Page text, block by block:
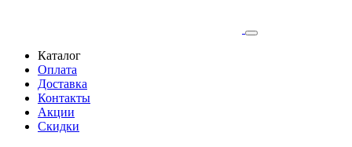
Каталог
Оплата
Доставка
Контакты
Акции
Скидки